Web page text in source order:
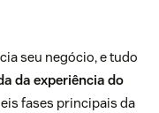
seu negócio, e tudo
da experiência do
fases principais da